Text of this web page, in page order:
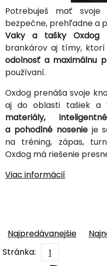
Potrebuješ mať svoje
bezpečne, prehľadne a
Vaky a tašky Oxdog
brankárov aj tímy,
odolnosť a maximálnu
používaní.
Oxdog prenáša svoje
aj do oblasti tašiek a
materiály,
a pohodlné nosenieje
na tréning, zápas,
Oxdog má riešenie
Viac informácií
Najpredávanejšie
Stránka:
1